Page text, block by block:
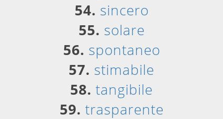
54. sincero
55. solare
56. spontaneo
57. stimabile
58. tangibile
59. trasparente